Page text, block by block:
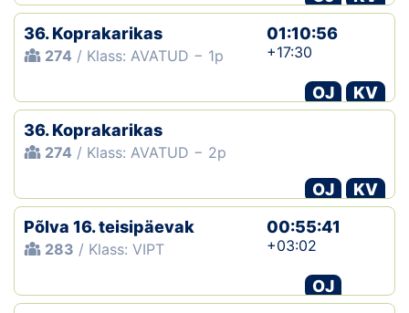
36. Koprakarikas
274 / Klass: AVATUD − 1p
01:10:56
+17:30
OJ
KV
36. Koprakarikas
274 / Klass: AVATUD − 2p
OJ
KV
Põlva 16. teisipäevak
283 / Klass: VIPT
00:55:41
+03:02
OJ